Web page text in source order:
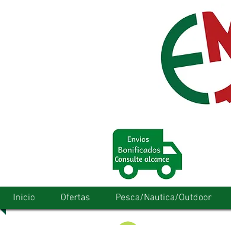
Inicio Ofertas Pesca/Nautica/Outdoor